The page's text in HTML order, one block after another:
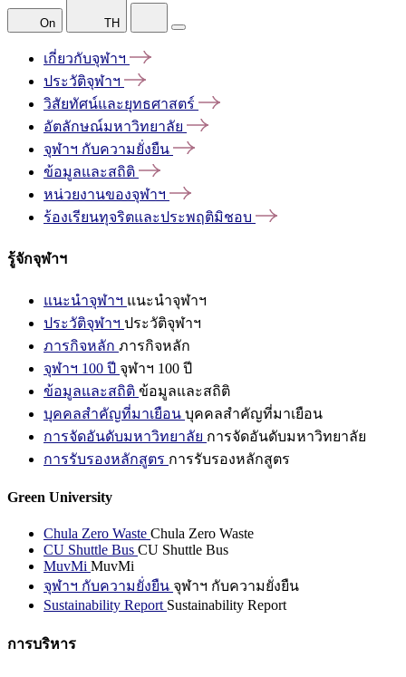
On TH
เกี่ยวกับจุฬาฯ
ประวัติจุฬาฯ
วิสัยทัศน์และยุทธศาสตร์
อัตลักษณ์มหาวิทยาลัย
จุฬาฯ กับความยั่งยืน
ข้อมูลและสถิติ
หน่วยงานของจุฬาฯ
ร้องเรียนทุจริตและประพฤติมิชอบ
รู้จักจุฬาฯ
แนะนำจุฬาฯ แนะนำจุฬาฯ
ประวัติจุฬาฯ ประวัติจุฬาฯ
ภารกิจหลัก ภารกิจหลัก
จุฬาฯ 100 ปี จุฬาฯ 100 ปี
ข้อมูลและสถิติ ข้อมูลและสถิติ
บุคคลสำคัญที่มาเยือน บุคคลสำคัญที่มาเยือน
การจัดอันดับมหาวิทยาลัย การจัดอันดับมหาวิทยาลัย
การรับรองหลักสูตร การรับรองหลักสูตร
Green University
Chula Zero Waste Chula Zero Waste
CU Shuttle Bus CU Shuttle Bus
MuvMi MuvMi
จุฬาฯ กับความยั่งยืน จุฬาฯ กับความยั่งยืน
Sustainability Report Sustainability Report
การบริหาร